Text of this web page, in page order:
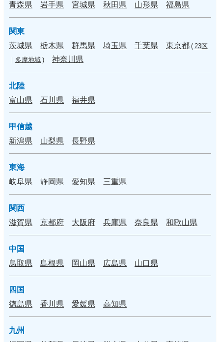
青森県
岩手県 宮城県 秋田県 山形県 福島県
関東
茨城県
栃木県 群馬県 埼玉県 千葉県 東京都 ( 23区
｜ 多摩地域 ) 神奈川県
北陸
富山県
石川県 福井県
甲信越
新潟県
山梨県 長野県
東海
岐阜県
静岡県 愛知県 三重県
関西
滋賀県
京都府 大阪府 兵庫県 奈良県 和歌山県
中国
鳥取県
島根県 岡山県 広島県 山口県
四国
徳島県
香川県 愛媛県 高知県
九州